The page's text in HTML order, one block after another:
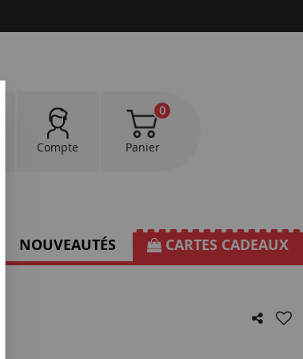
Compte
0
Panier
NOUVEAUTÉS CARTES CADEAUX